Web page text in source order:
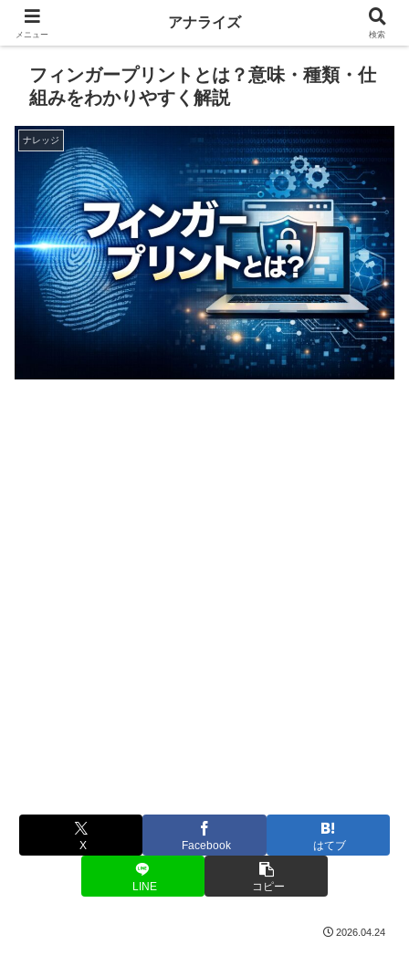
フィンガープリントとは？意味・種類・仕
組みをわかりやすく解説
ナレッジ
X Facebook はてブ
LINE コピー
2026.04.24
メニュー
アナライズ
検索